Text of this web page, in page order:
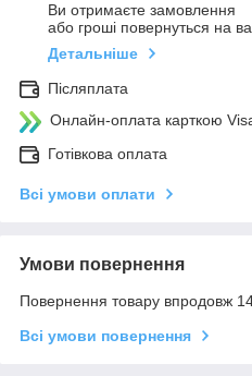
Ви отримаєте замовлення
або гроші повернуться на
Детальніше
Післяплата
Онлайн-оплата карткою
Готівкова оплата
Всі умови оплати
Умови повернення
Повернення товару впродовж
Всі умови повернення